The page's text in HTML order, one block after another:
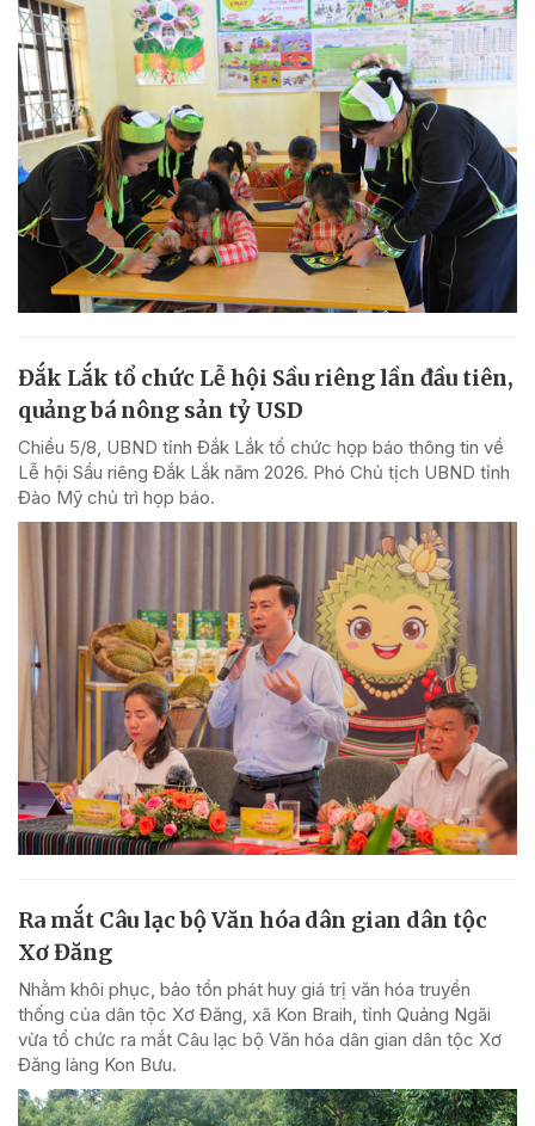
Đắk Lắk tổ chức Lễ hội Sầu riêng lần đầu tiên,
quảng bá nông sản tỷ USD
Chiều 5/8, UBND tỉnh Đắk Lắk tổ chức họp báo thông tin về
Lễ hội Sầu riêng Đắk Lắk năm 2026. Phó Chủ tịch UBND tỉnh
Đào Mỹ chủ trì họp báo.
Ra mắt Câu lạc bộ Văn hóa dân gian dân tộc
Xơ Đăng
Nhằm khôi phục, bảo tồn phát huy giá trị văn hóa truyền
thống của dân tộc Xơ Đăng, xã Kon Braih, tỉnh Quảng Ngãi
vừa tổ chức ra mắt Câu lạc bộ Văn hóa dân gian dân tộc Xơ
Đăng làng Kon Bưu.